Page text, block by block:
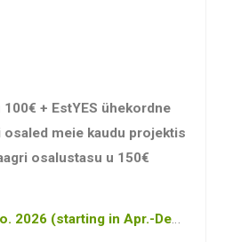
+ EstYES ühekordne
meie kaudu projektis
osalustasu u 150€
(starting in Apr.-Dec.)_compressed